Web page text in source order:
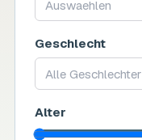
Auswaehlen
Geschlecht
Alle Geschlechter
Alter